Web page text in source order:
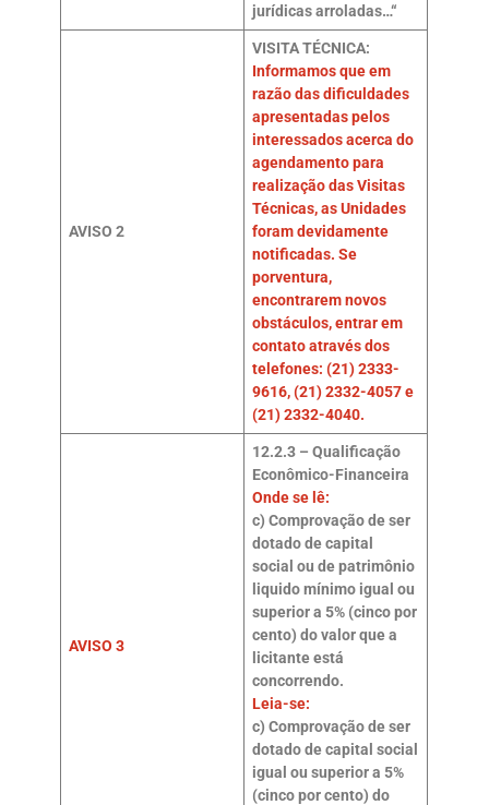
jurídicas arroladas…“
AVISO 2
VISITA TÉCNICA:
Informamos que em
razão das dificuldades
apresentadas pelos
interessados acerca do
agendamento para
realização das Visitas
Técnicas, as Unidades
foram devidamente
notificadas. Se
porventura,
encontrarem novos
obstáculos, entrar em
contato através dos
telefones: (21) 2333-
9616, (21) 2332-4057 e
(21) 2332-4040.
AVISO 3
12.2.3 – Qualificação
Econômico-Financeira
Onde se lê:
c) Comprovação de ser
dotado de capital
social ou de patrimônio
liquido mínimo igual ou
superior a 5% (cinco por
cento) do valor que a
licitante está
concorrendo.
Leia-se:
c) Comprovação de ser
dotado de capital social
igual ou superior a 5%
(cinco por cento) do